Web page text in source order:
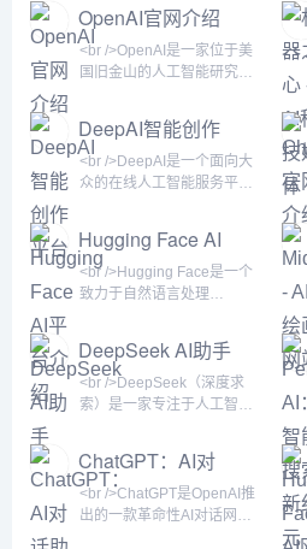
OpenAI官网介绍
<br />OpenAI是一家位于美
国旧金山的人工智能研究公
·马斯克、山姆·奥特曼等人
共同创立。公司最初以非营
利组织的形式运营，旨在确
保人工智能技术能够安全、
限盈利”公司，以便吸引更多
投资，加速技术研发。如
今，OpenAI已成为全球最
模型、DALL-E系列图像生
成模
DeepAI智能创作
平台
<br />DeepAI是一个面向大
众的在线人工智能服务平
工具。用户无需下载软件，
只需在浏览器中访问官网，
即可体验前沿的AI能力。平
速获取AI辅助。<br /><br />
<br />DeepAI的核心功能包
括文本生成、图像生成、图
可辅助写作、头脑风暴；
Hugging Face AI
平台介绍
<br />Hugging Face是一个
致力于自然语言处理
享的开源社区与平台。它提
供海量的预训练模型、数据
集和演示应用，让开发者能
够快速构建、训练和部署AI
上传自己的模型、下载他人
的成果，并通过
Transformers库轻松调用各
DeepSeek AI助手
<br />DeepSeek（深度求
索）是一家专注于人工智能
官方网站提供了AI对话助
手、API接口及开源模型下
载等服务。作为国内领先的
AI技术平台，DeepSeek以
ChatGPT：AI对
话助手
<br />ChatGPT是OpenAI推
出的一款革命性AI对话网